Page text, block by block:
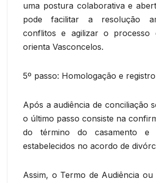
uma postura colaborativa e
pode facilitar a resolução
conflitos e agilizar o processo
orienta Vasconcelos.
5º passo: Homologação e
Após a audiência de conciliação
o último passo consiste na
do término do casamento e
estabelecidos no acordo de
Assim, o Termo de Audiência ou